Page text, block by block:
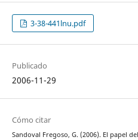
3-38-441lnu.pdf
Publicado
2006-11-29
Cómo citar
Sandoval Fregoso, G. (2006). El papel